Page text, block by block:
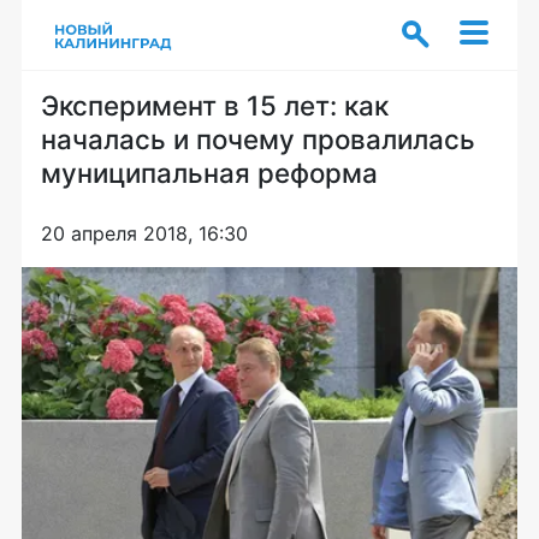
Эксперимент в 15 лет: как
началась и почему провалилась
муниципальная реформа
20 апреля 2018, 16:30